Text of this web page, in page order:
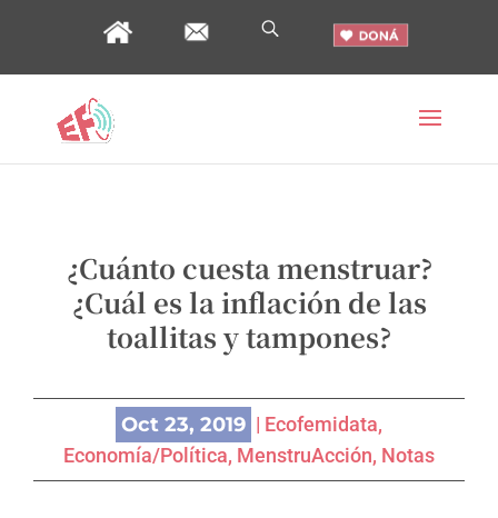
¿Cuánto cuesta menstruar?
¿Cuál es la inflación de las
toallitas y tampones?
Oct 23, 2019 | Ecofemidata,
Economía/Política, MenstruAcción, Notas